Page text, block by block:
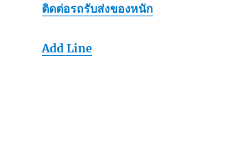
ติดต่อรถรับส่งของหนัก
Add Line